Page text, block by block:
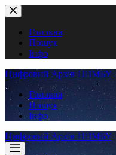
Перейти
до
вмістуГоловна
Пошук
Інфо
Цифровий Архів ННМБУ
Головна
Пошук
Інфо
Цифровий Архів ННМБУ